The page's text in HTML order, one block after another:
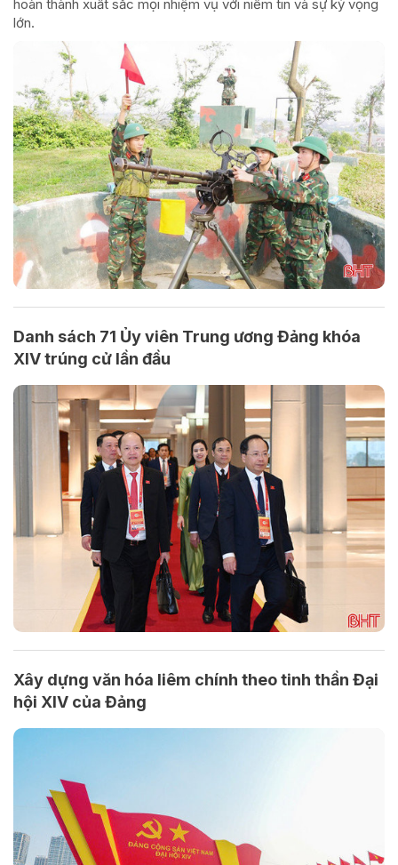
hoàn thành xuất sắc mọi nhiệm vụ với niềm tin và sự kỳ vọng
lớn.
Danh sách 71 Ủy viên Trung ương Đảng khóa
XIV trúng cử lần đầu
Xây dựng văn hóa liêm chính theo tinh thần Đại
hội XIV của Đảng